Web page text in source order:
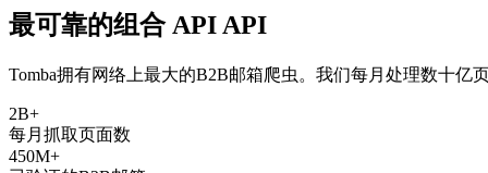
最可靠的组合 API API
Tomba拥有网络上最大的B2B邮箱爬虫。我们每月处理数十亿
2B+
每月抓取页面数
450M+